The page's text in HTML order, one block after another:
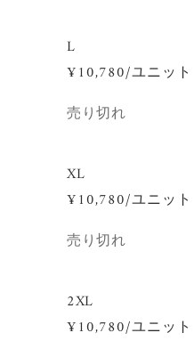
L
¥10,780/ユニット
数
売り切れ
XL
¥10,780/ユニット
数
売り切れ
2XL
¥10,780/ユニット